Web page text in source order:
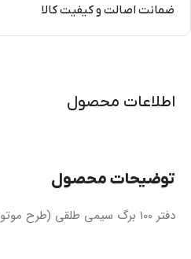
ضمانت اصالت و کیفیت کالا
توضیحات محصول
دفتر 100 برگ سیمی طلقی (طرح موتور و ماشین) | کد:9131
اطلاعات محصول